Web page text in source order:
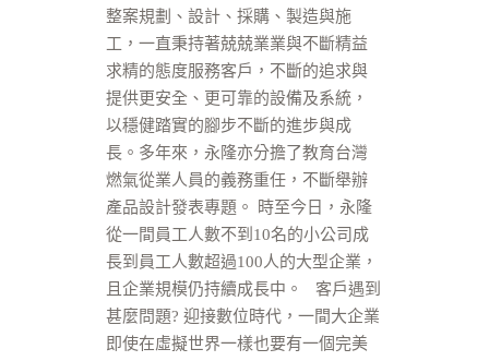
整案規劃、設計、採購、製造與施
工，一直秉持著兢兢業業與不斷精益
求精的態度服務客戶，不斷的追求與
提供更安全、更可靠的設備及系統，
以穩健踏實的腳步不斷的進步與成
長。多年來，永隆亦分擔了教育台灣
燃氣從業人員的義務重任，不斷舉辦
產品設計發表專題。 時至今日，永隆
從一間員工人數不到10名的小公司成
長到員工人數超過100人的大型企業，
且企業規模仍持續成長中。 客戶遇到
甚麼問題? 迎接數位時代，一間大企業
即使在虛擬世界一樣也要有一個完美